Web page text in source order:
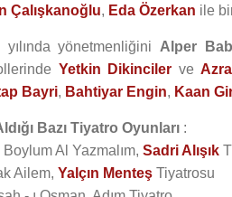
Çalışkanoğlu, Eda Özerkan ile
yılında yönetmenliğini Alper
Yetkin Dikinciler ve
Bayri, Bahtiyar Engin, Kaan
Bazı Tiyatro Oyunları :
Al Yazmalım, Sadri Alışık
Ailem, Yalçın Menteş Tiyatrosu